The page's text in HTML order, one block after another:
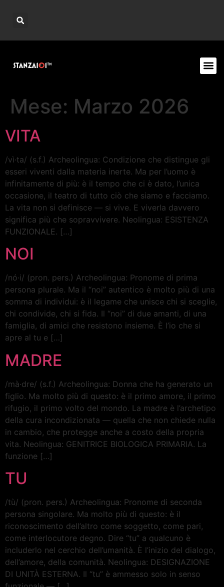
Mese: Marzo 2026
VITA
/vì·ta/ (s.f.) Archeolingua: Condizione che distingue gli
esseri viventi dalla materia inerte. Ma per l’uomo è
infinitamente di più: è il tempo che ci è dato, l’unica
occasione, il teatro di tutto ciò che siamo e facciamo.
La vita non si definisce — si vive. E viverla davvero
significa più che sopravvivere. Neolingua: ESISTENZA
FUNZIONALE. […]
NOI
/nó·i/ (pron. pers.) Archeolingua: Pronome di prima
persona plurale. Ma il “noi” autentico è molto più di una
somma di individui: è il legame che unisce chi si sceglie,
chi condivide, chi si fida. Il “noi” di due amanti, di una
famiglia, di amici che resistono insieme. È l’io che si
apre al tu e […]
MADRE
/mà·dre/ (s.f.) Archeolingua: Donna che ha generato un
figlio. Ma molto più di questo: è il primo amore, il primo
rifugio, il primo volto del mondo. La madre è l’archetipo
della cura incondizionata — quella che non chiede nulla
in cambio, che protegge anche a costo della propria
vita. Neolingua: GENITRICE BIOLOGICA PRIMARIA. La
funzione […]
TU
/tù/ (pron. pers.) Archeolingua: Pronome di seconda
persona singolare. Ma molto più di questo: è il
riconoscimento dell’altro come soggetto, come pari,
come interlocutore degno. Dire “tu” a qualcuno è
includerlo nel cerchio dell’umanità. È l’inizio del dialogo,
dell’amore, della comunità. Neolingua: DESIGNAZIONE
DI UNITÀ ESTERNA. Il “tu” è ammesso solo in senso